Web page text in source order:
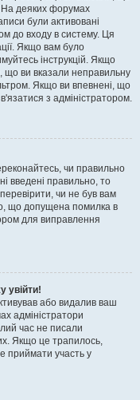
На деяких форумах
були активовані
до входу в систему. Ця
Якщо вам було
інструкцій. Якщо
ви вказали неправильну
Якщо ви впевнені, що
з адміністратором.
чи правильно
введені правильно, то
чи не був вам
що допущена помилка в
для виправлення
увійти!
або видалив ваш
адміністратори
час не писали
Якщо це трапилось,
приймати участь у